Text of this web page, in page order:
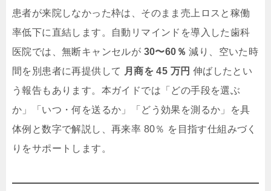
患者が来院しなかった枠は、そのまま売上ロスと稼働
率低下に直結します。自動リマインドを導入した歯科
医院では、無断キャンセルが 30〜60％ 減り、空いた時
間を別患者に再提供して 月商を 45 万円 伸ばしたとい
う報告もあります。本ガイドでは「どの手段を選ぶ
か」「いつ・何を送るか」「どう効果を測るか」を具
体例と数字で解説し、再来率 80％ を目指す仕組みづく
りをサポートします。